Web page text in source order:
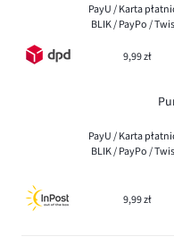
PayU / Karta
BLIK / PayPo /
9,99 zł
PayU / Karta
BLIK / PayPo /
9,99 zł